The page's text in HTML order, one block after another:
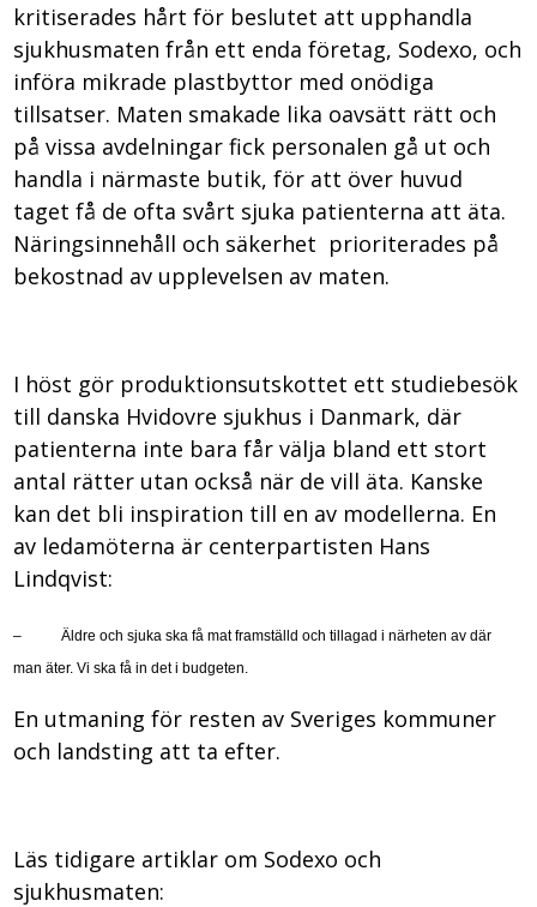
kritiserades hårt för beslutet att upphandla
sjukhusmaten från ett enda företag, Sodexo, och
införa mikrade plastbyttor med onödiga
tillsatser. Maten smakade lika oavsätt rätt och
på vissa avdelningar fick personalen gå ut och
handla i närmaste butik, för att över huvud
taget få de ofta svårt sjuka patienterna att äta.
Näringsinnehåll och säkerhet prioriterades på
bekostnad av upplevelsen av maten.
I höst gör produktionsutskottet ett studiebesök
till danska Hvidovre sjukhus i Danmark, där
patienterna inte bara får välja bland ett stort
antal rätter utan också när de vill äta. Kanske
kan det bli inspiration till en av modellerna. En
av ledamöterna är centerpartisten Hans
Lindqvist:
–
Äldre och sjuka ska få mat framställd och tillagad i närheten av där
man äter. Vi ska få in det i budgeten.
En utmaning för resten av Sveriges kommuner
och landsting att ta efter.
Läs tidigare artiklar om Sodexo och
sjukhusmaten: